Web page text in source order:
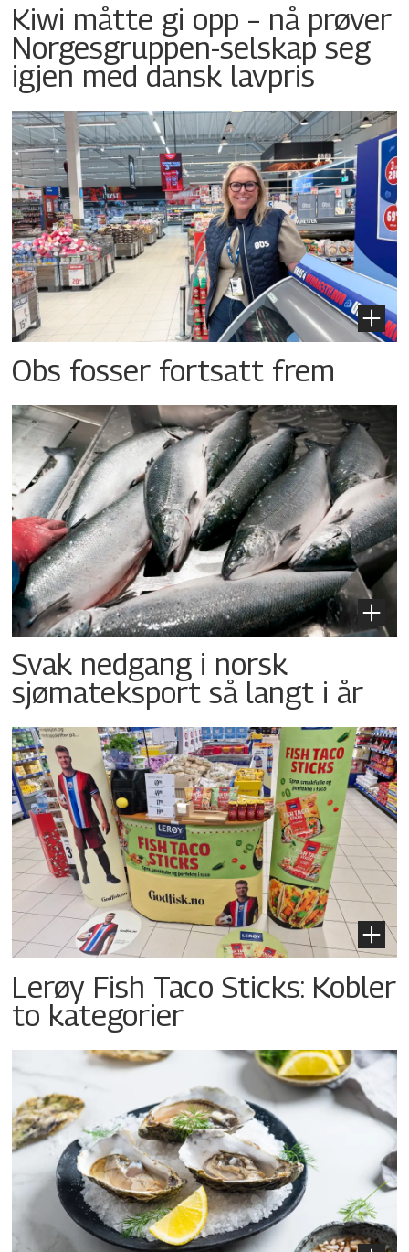
Kiwi måtte gi opp – nå prøver
Norgesgruppen-selskap seg
igjen med dansk lavpris
Obs fosser fortsatt frem
Svak nedgang i norsk
sjømateksport så langt i år
Lerøy Fish Taco Sticks: Kobler
to kategorier